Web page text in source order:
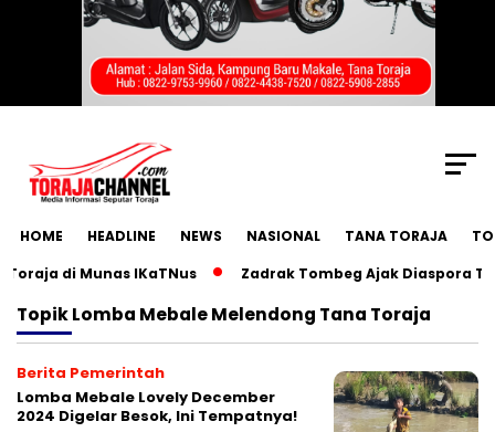
HOME HEADLINE NEWS NASIONAL TANA TORAJA
di Munas IKaTNus
Zadrak Tombeg Ajak Diaspora
TopikLomba Mebale Melendong Tana Toraja
Berita Pemerintah
Lomba Mebale Lovely December
2024 Digelar Besok, Ini Tempatnya!